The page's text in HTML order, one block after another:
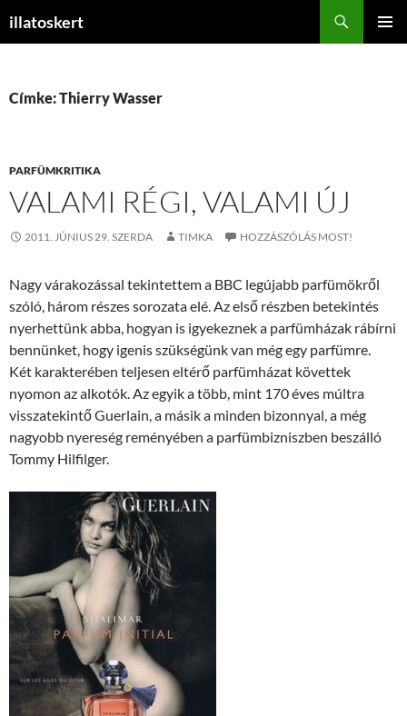
illatoskert
Címke: Thierry Wasser
PARFÜMKRITIKA
VALAMI RÉGI, VALAMI ÚJ
2011. JÚNIUS 29. SZERDA TIMKA HOZZÁSZÓLÁS MOST!
Nagy várakozással tekintettem a BBC legújabb parfümökről
szóló, három részes sorozata elé. Az első részben betekintés
nyerhettünk abba, hogyan is igyekeznek a parfümházak rábírni
bennünket, hogy igenis szükségünk van még egy parfümre.
Két karakterében teljesen eltérő parfümházat követtek
nyomon az alkotók. Az egyik a több, mint 170 éves múltra
visszatekintő Guerlain, a másik a minden bizonnyal, a még
nagyobb nyereség reményében a parfümbizniszben beszálló
Tommy Hilfilger.